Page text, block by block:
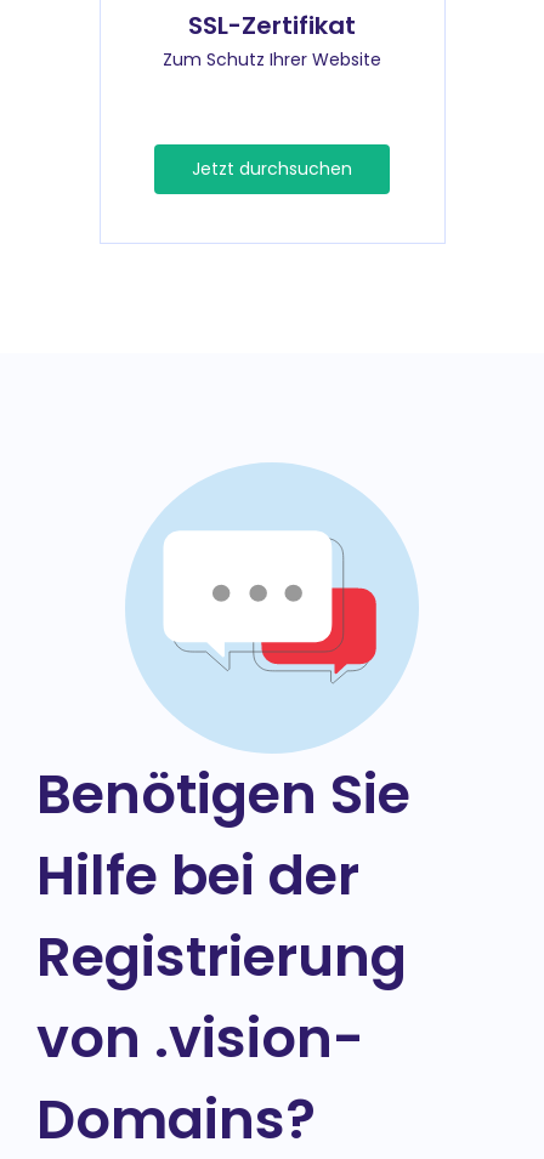
SSL-Zertifikat
Zum Schutz Ihrer Website
Jetzt durchsuchen
Benötigen Sie
Hilfe bei der
Registrierung
von .vision-
Domains?